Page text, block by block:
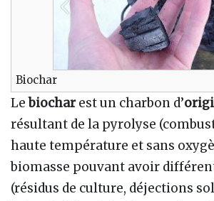
Biochar
Lebiocharest un charbon d’
résultant de la pyrolyse
haute température et sans
biomasse pouvant avoir
(résidus de culture, déjections